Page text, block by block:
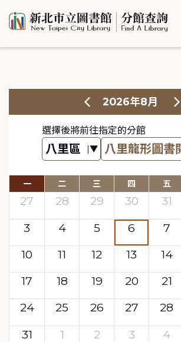
2026年8月
選擇後將前往指定的分館
一 二 三 四 五
27 28 29 30 31
3
4 5 6 7
10
11 12 13 14
17
18 19 20 21
24
25 26 27 28
31
1 2 3 4